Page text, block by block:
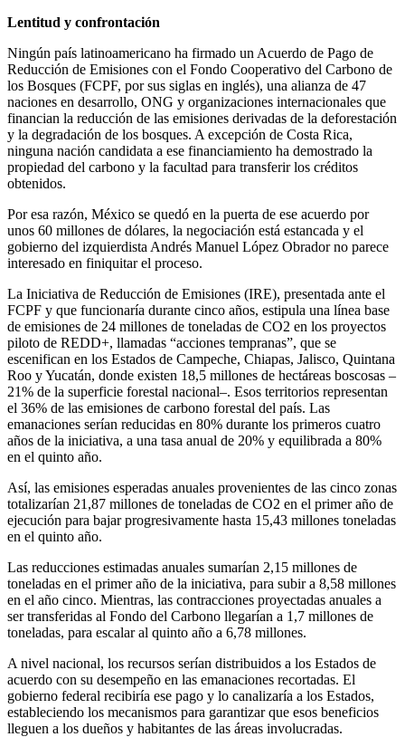
Lentitud y confrontación
Ningún país latinoamericano ha firmado un Acuerdo de Pago de
Reducción de Emisiones con el Fondo Cooperativo del Carbono de
los Bosques (FCPF, por sus siglas en inglés), una alianza de 47
naciones en desarrollo, ONG y organizaciones internacionales que
financian la reducción de las emisiones derivadas de la deforestación
y la degradación de los bosques. A excepción de Costa Rica,
ninguna nación candidata a ese financiamiento ha demostrado la
propiedad del carbono y la facultad para transferir los créditos
obtenidos.
Por esa razón, México se quedó en la puerta de ese acuerdo por
unos 60 millones de dólares, la negociación está estancada y el
gobierno del izquierdista Andrés Manuel López Obrador no parece
interesado en finiquitar el proceso.
La Iniciativa de Reducción de Emisiones (IRE), presentada ante el
FCPF y que funcionaría durante cinco años, estipula una línea base
de emisiones de 24 millones de toneladas de CO2 en los proyectos
piloto de REDD+, llamadas “acciones tempranas”, que se
escenifican en los Estados de Campeche, Chiapas, Jalisco, Quintana
Roo y Yucatán, donde existen 18,5 millones de hectáreas boscosas –
21% de la superficie forestal nacional–. Esos territorios representan
el 36% de las emisiones de carbono forestal del país. Las
emanaciones serían reducidas en 80% durante los primeros cuatro
años de la iniciativa, a una tasa anual de 20% y equilibrada a 80%
en el quinto año.
Así, las emisiones esperadas anuales provenientes de las cinco zonas
totalizarían 21,87 millones de toneladas de CO2 en el primer año de
ejecución para bajar progresivamente hasta 15,43 millones toneladas
en el quinto año.
Las reducciones estimadas anuales sumarían 2,15 millones de
toneladas en el primer año de la iniciativa, para subir a 8,58 millones
en el año cinco. Mientras, las contracciones proyectadas anuales a
ser transferidas al Fondo del Carbono llegarían a 1,7 millones de
toneladas, para escalar al quinto año a 6,78 millones.
A nivel nacional, los recursos serían distribuidos a los Estados de
acuerdo con su desempeño en las emanaciones recortadas. El
gobierno federal recibiría ese pago y lo canalizaría a los Estados,
estableciendo los mecanismos para garantizar que esos beneficios
lleguen a los dueños y habitantes de las áreas involucradas.